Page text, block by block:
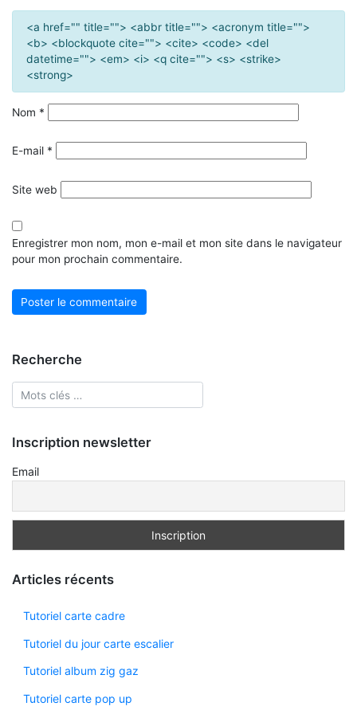
<a href="" title=""> <abbr title=""> <acronym title="">
<b> <blockquote cite=""> <cite> <code> <del
datetime=""> <em> <i> <q cite=""> <s> <strike>
<strong>
Nom *
E-mail *
Site web
Enregistrer mon nom, mon e-mail et mon site dans le navigateur
pour mon prochain commentaire.
Recherche
Inscription newsletter
Email
Articles récents
Tutoriel carte cadre
Tutoriel du jour carte escalier
Tutoriel album zig gaz
Tutoriel carte pop up